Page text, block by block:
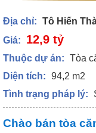
Địa chỉ: Tô Hiến
Giá:
12,9 tỷ
Thuộc dự án: Tòa
Diện tích: 94,2 m2
Tình trạng pháp lý:
Chào bán tòa